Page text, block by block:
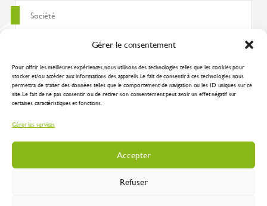
Gérer le consentement
Pour offrir les meilleures expériences, nous utilisons des technologies telles que les cookies pour
stocker et/ou accéder aux informations des appareils. Le fait de consentir à ces technologies nous
permettra de traiter des données telles que le comportement de navigation ou les ID uniques sur ce
site. Le fait de ne pas consentir ou de retirer son consentement peut avoir un effet négatif sur
certaines caractéristiques et fonctions.
Gérer les services
Accepter
Refuser
J'accepte que ces données soient utilisées pour traiter ma demande